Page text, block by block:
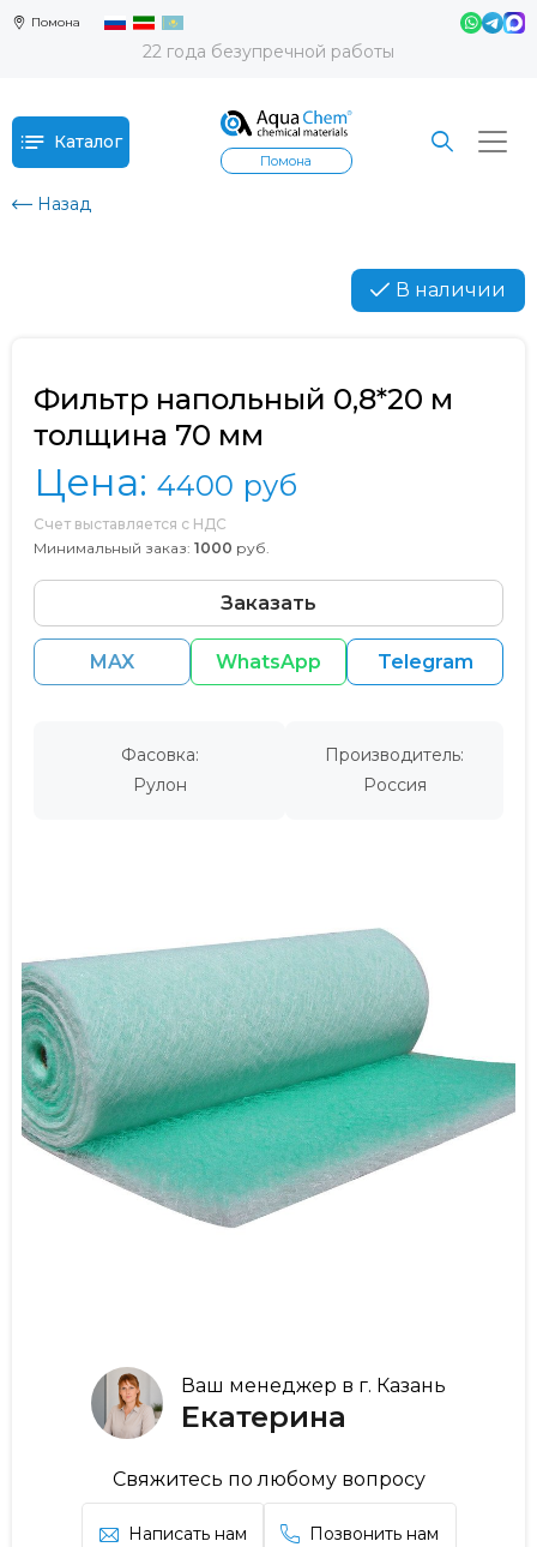
Помона
22 года безупречной работы
Каталог
Помона
Назад
В наличии
Ваш менеджер в г. Казань
Екатерина
Свяжитесь по любому вопросу
Написать нам Позвонить нам
Фильтр напольный 0,8*20 м
толщина 70 мм
Цена: 4400 руб
Счет выставляется с НДС
Минимальный заказ: 1000 руб.
Заказать
MAX WhatsApp Telegram
Фасовка:
Рулон
Производитель:
Россия